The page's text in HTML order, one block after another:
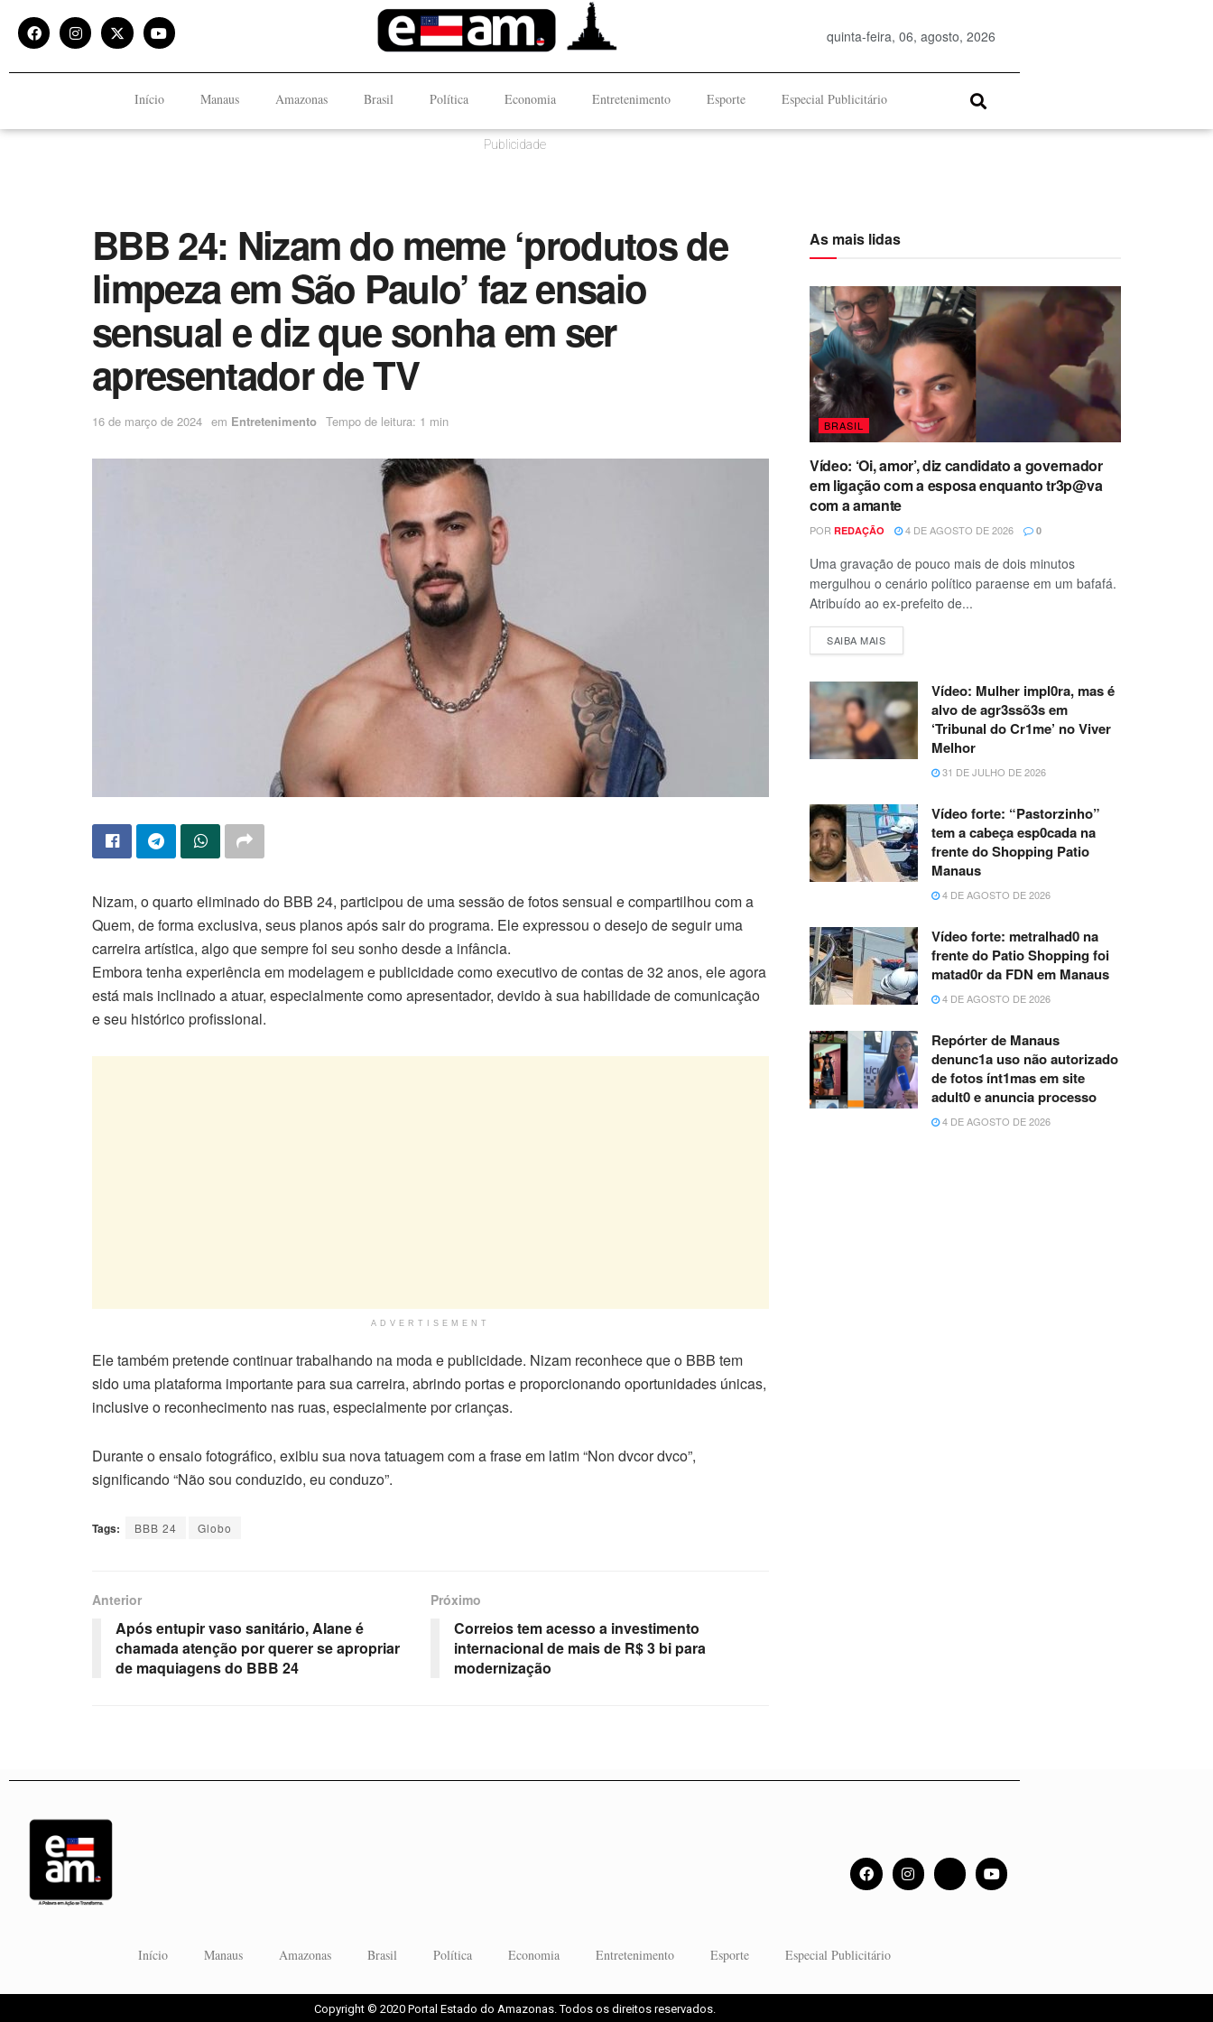
quinta-feira, 06, agosto, 2026
Início Manaus Amazonas Brasil Política Economia Entretenimento Esporte Especial Publicitário
Publicidade
BBB 24: Nizam do meme ‘produtos de
limpeza em São Paulo’ faz ensaio
sensual e diz que sonha em ser
apresentador de TV
16 de março de 2024 em Entretenimento Tempo de leitura: 1 min
Nizam, o quarto eliminado do BBB 24, participou de uma sessão de fotos sensual e compartilhou com a
Quem, de forma exclusiva, seus planos após sair do programa. Ele expressou o desejo de seguir uma
carreira artística, algo que sempre foi seu sonho desde a infância.
Embora tenha experiência em modelagem e publicidade como executivo de contas de 32 anos, ele agora
está mais inclinado a atuar, especialmente como apresentador, devido à sua habilidade de comunicação
e seu histórico profissional.
ADVERTISEMENT
Ele também pretende continuar trabalhando na moda e publicidade. Nizam reconhece que o BBB tem
sido uma plataforma importante para sua carreira, abrindo portas e proporcionando oportunidades únicas,
inclusive o reconhecimento nas ruas, especialmente por crianças.
Durante o ensaio fotográfico, exibiu sua nova tatuagem com a frase em latim “Non dvcor dvco”,
significando “Não sou conduzido, eu conduzo”.
Tags: BBB 24 Globo
Anterior
Após entupir vaso sanitário, Alane é
chamada atenção por querer se apropriar
de maquiagens do BBB 24
Próximo
Correios tem acesso a investimento
internacional de mais de R$ 3 bi para
modernização
As mais lidas
BRASIL
Vídeo: ‘Oi, amor’, diz candidato a governador
em ligação com a esposa enquanto tr3p@va
com a amante
POR REDAÇÃO 4 DE AGOSTO DE 2026 0
Uma gravação de pouco mais de dois minutos
mergulhou o cenário político paraense em um bafafá.
Atribuído ao ex-prefeito de...
SAIBA MAIS
Vídeo: Mulher impl0ra, mas é
alvo de agr3ssõ3s em
‘Tribunal do Cr1me’ no Viver
Melhor
31 DE JULHO DE 2026
Vídeo forte: “Pastorzinho”
tem a cabeça esp0cada na
frente do Shopping Patio
Manaus
4 DE AGOSTO DE 2026
Vídeo forte: metralhad0 na
frente do Patio Shopping foi
matad0r da FDN em Manaus
4 DE AGOSTO DE 2026
Repórter de Manaus
denunc1a uso não autorizado
de fotos ínt1mas em site
adult0 e anuncia processo
4 DE AGOSTO DE 2026
Início Manaus Amazonas Brasil Política Economia Entretenimento Esporte Especial Publicitário
Copyright © 2020 Portal Estado do Amazonas. Todos os direitos reservados.